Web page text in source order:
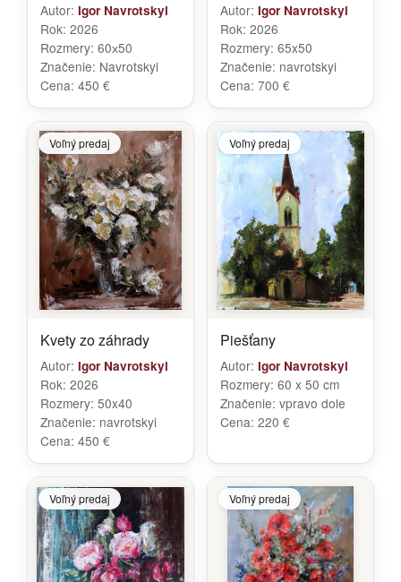
Autor: Igor Navrotskyi
Rok: 2026
Rozmery: 60х50
Značenie: Navrotskyi
Cena: 450 €
Autor: Igor Navrotskyi
Rok: 2026
Rozmery: 65x50
Značenie: navrotskyi
Cena: 700 €
Voľný predaj
Kvety zo záhrady
Autor: Igor Navrotskyi
Rok: 2026
Rozmery: 50x40
Značenie: navrotskyi
Cena: 450 €
Voľný predaj
Piešťany
Autor: Igor Navrotskyi
Rozmery: 60 x 50 cm
Značenie: vpravo dole
Cena: 220 €
Voľný predaj Voľný predaj